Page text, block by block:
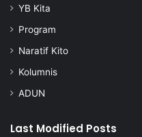
g
l
u
u
YB Kita
Program
Naratif Kito
Kolumnis
ADUN
Last Modified Posts